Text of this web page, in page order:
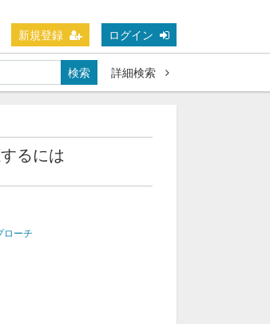
新規登録 ログイン
検索
詳細検索
るには
ローチ